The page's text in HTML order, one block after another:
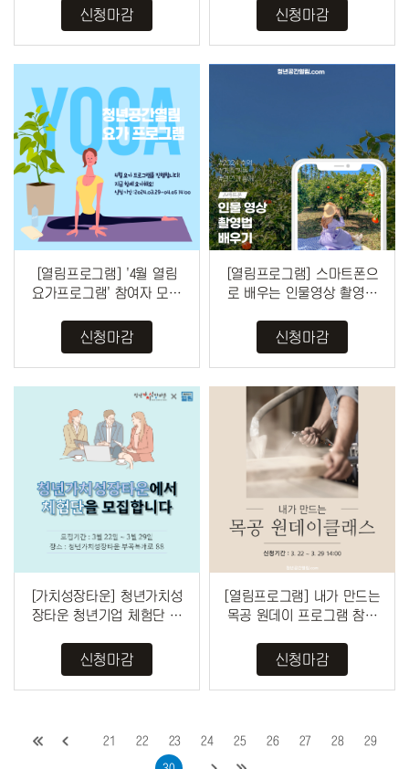
신청마감 신청마감
[열림프로그램] '4월 열림
요가프로그램' 참여자 모집
신청마감
[열림프로그램] 스마트폰으
로 배우는 인물영상 촬영법
9)
신청마감
[가치성장타운] 청년가치성
장타운 청년기업 체험단 모
신청마감
[열림프로그램] 내가 만드는
목공 원데이 프로그램 참여
신청마감
21 22 23 24 25 26 27 28 29